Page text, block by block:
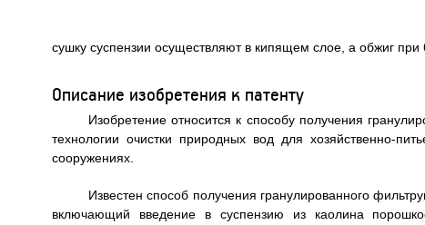
сушку суспензии осуществляют в кипящем слое, а обжиг при
Описание изобретения к патенту
Изобретение относится к способу получения
технологии очистки природных вод для хозяйственно-
сооружениях.
Известен способ получения гранулированного
включающий введение в суспензию из каолина